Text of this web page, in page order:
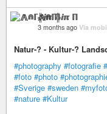
⨇⋒ℾ╬ⅈℼ ℿ
3 months ago Via
Natur-? - Kultur-?
#photography #fotografie
#foto #photo
#Sverige #sweden
#nature #Kultur